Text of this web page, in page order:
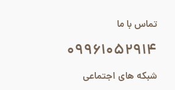
تماس با ما
۰۹۹۶۱۰۵۲۹۱۴
شبکه های اجتماعی